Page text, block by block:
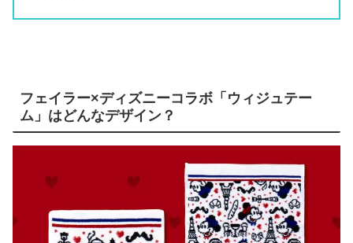
フェイラー×ディズニーコラボ「ウィジュテー
ム」はどんなデザイン？